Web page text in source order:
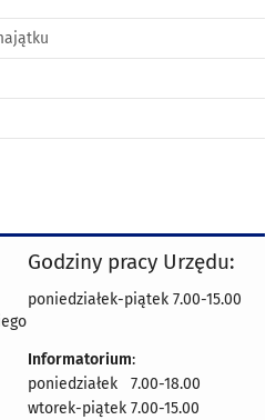
Godziny pracy Urzędu:
poniedziałek-piątek 7.00-15.00
Informatorium:
poniedziałek 7.00-18.00
wtorek-piątek 7.00-15.00